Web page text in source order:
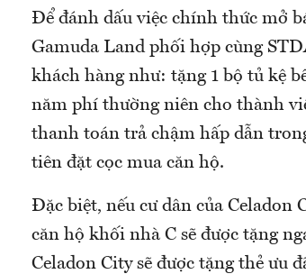
Để đánh dấu việc chính thức mở
Gamuda Land phối hợp cùng
khách hàng như: tặng 1 bộ tủ kệ
năm phí thường niên cho thành
thanh toán trả chậm hấp dẫn
tiên đặt cọc mua căn hộ.
Đặc biệt, nếu cư dân của
căn hộ khối nhà C sẽ được tặng
Celadon City sẽ được tặng thẻ ưu